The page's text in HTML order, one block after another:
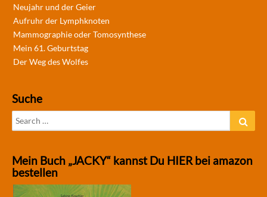
Neujahr und der Geier
Aufruhr der Lymphknoten
Mammographie oder Tomosynthese
Mein 61. Geburtstag
Der Weg des Wolfes
Suche
Search
for:
Mein Buch „JACKY“ kannst Du HIER bei amazon
bestellen